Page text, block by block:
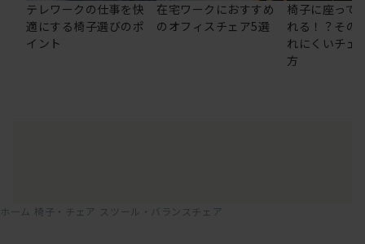
テレワークの仕事を快
適にする椅子選びのポ
イント
在宅ワークにおすすめ
のオフィスチェア5選
椅子に座って
れる！？その
れにくいチェ
方
ホーム 椅子・チェア スツール・バランスチェア